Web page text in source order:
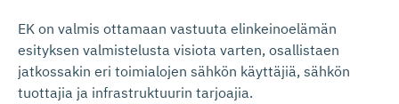
EK on valmis ottamaan vastuuta elinkeinoelämän
esityksen valmistelusta visiota varten, osallistaen
jatkossakin eri toimialojen sähkön käyttäjiä, sähkön
tuottajia ja infrastruktuurin tarjoajia.